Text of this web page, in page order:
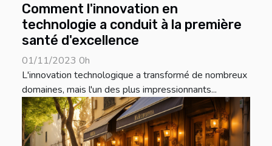
Comment l'innovation en
technologie a conduit à la première
santé d'excellence
01/11/2023 0h
L'innovation technologique a transformé de nombreux
domaines, mais l'un des plus impressionnants...